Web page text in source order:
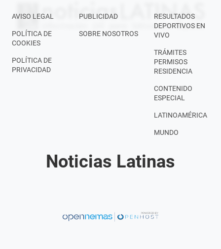
AVISO LEGAL
POLÍTICA DE
COOKIES
POLÍTICA DE
PRIVACIDAD
PUBLICIDAD
SOBRE NOSOTROS
RESULTADOS
DEPORTIVOS EN
VIVO
TRÁMITES
PERMISOS
RESIDENCIA
CONTENIDO
ESPECIAL
LATINOAMÉRICA
MUNDO
Noticias Latinas